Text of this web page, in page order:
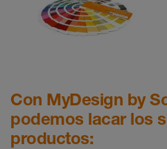
Con MyDesign by
podemos lacar los
productos: